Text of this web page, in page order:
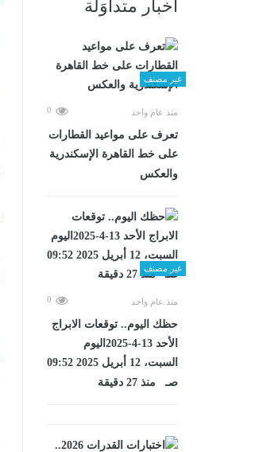
أخبار متداوَلة
غير مصنف
منذ عام واحد 0
تعرف على مواعيد القطارات
على خط القاهرة الإسكندرية
والعكس
غير مصنف
منذ عام واحد 0
حظك اليوم.. توقعات الابراج
الأحد 13-4-2025اليوم
السبت، 12 أبريل 2025 09:52
صـ منذ 27 دقيقة